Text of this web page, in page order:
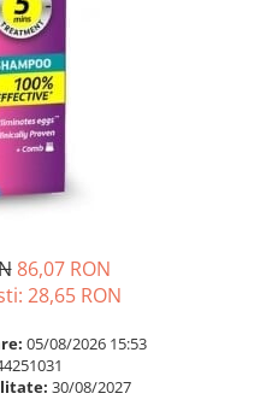
86,07 RON
28,65 RON
05/08/2026 15:53
30/08/2027